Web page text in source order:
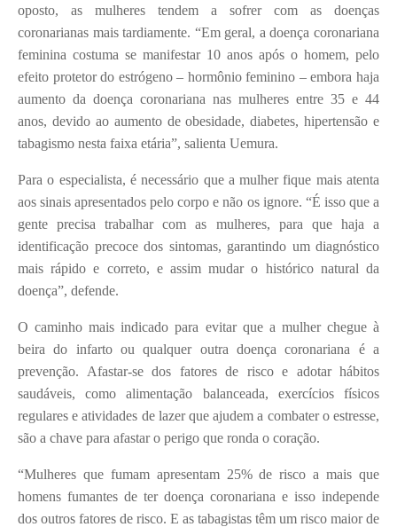
oposto, as mulheres tendem a sofrer com as doenças
coronarianas mais tardiamente. “Em geral, a doença coronariana
feminina costuma se manifestar 10 anos após o homem, pelo
efeito protetor do estrógeno – hormônio feminino – embora haja
aumento da doença coronariana nas mulheres entre 35 e 44
anos, devido ao aumento de obesidade, diabetes, hipertensão e
tabagismo nesta faixa etária”, salienta Uemura.
Para o especialista, é necessário que a mulher fique mais atenta
aos sinais apresentados pelo corpo e não os ignore. “É isso que a
gente precisa trabalhar com as mulheres, para que haja a
identificação precoce dos sintomas, garantindo um diagnóstico
mais rápido e correto, e assim mudar o histórico natural da
doença”, defende.
O caminho mais indicado para evitar que a mulher chegue à
beira do infarto ou qualquer outra doença coronariana é a
prevenção. Afastar-se dos fatores de risco e adotar hábitos
saudáveis, como alimentação balanceada, exercícios físicos
regulares e atividades de lazer que ajudem a combater o estresse,
são a chave para afastar o perigo que ronda o coração.
“Mulheres que fumam apresentam 25% de risco a mais que
homens fumantes de ter doença coronariana e isso independe
dos outros fatores de risco. E as tabagistas têm um risco maior de